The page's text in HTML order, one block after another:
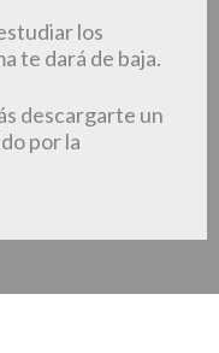
los
te dará de baja.
descargarte un
por la